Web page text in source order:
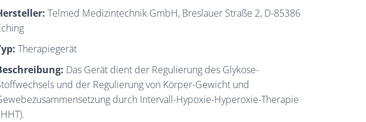
Telmed Medizintechnik GmbH, Breslauer Straße 2, D-85386
Therapiegerät
Das Gerät dient der Regulierung des Glykose-
und der Regulierung von Körper-Gewicht und
durch Intervall-Hypoxie-Hyperoxie-Therapie